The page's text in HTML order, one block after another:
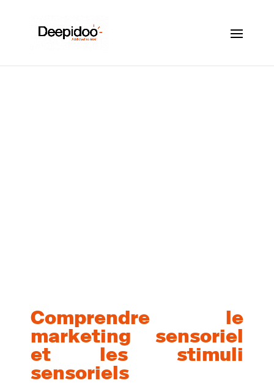
Comprendre le
marketing sensoriel
et les stimuli
sensoriels